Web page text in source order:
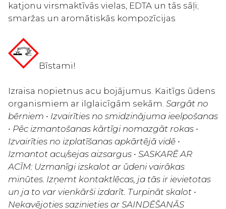
katjonu virsmaktīvās vielas, EDTA un tās sāļi;
smaržas un aromātiskās kompozīcijas
Bīstami!
Izraisa nopietnus acu bojājumus. Kaitīgs ūdens
organismiem ar ilglaicīgām sekām. Sargāt no
bērniem • Izvairīties no smidzinājuma ieelpošanas
• Pēc izmantošanas kārtīgi nomazgāt rokas •
Izvairīties no izplatīšanas apkārtējā vidē •
Izmantot acu/sejas aizsargus • SASKARĒ AR
ACĪM: Uzmanīgi izskalot ar ūdeni vairākas
minūtes. Izņemt kontaktlēcas, ja tās ir ievietotas
un ja to var vienkārši izdarīt. Turpināt skalot •
Nekavējoties sazinieties ar SAINDĒŠANĀS